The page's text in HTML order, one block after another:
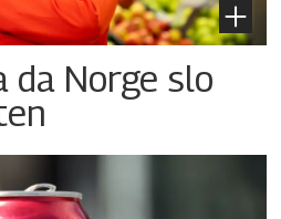
da Norge slo